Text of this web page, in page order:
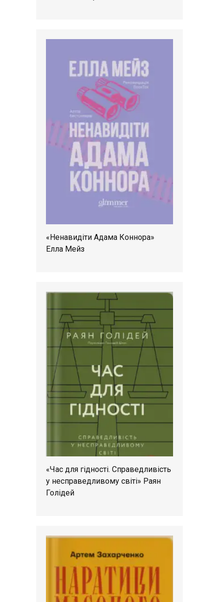
«Ненавидіти Адама Коннора»
Елла Мейз
«Час для гідності. Справедливість
у несправедливому світі» Раян
Голідей